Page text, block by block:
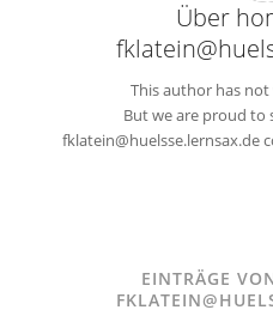
Über
This author has
But we are proud to
fklatein@huelsse.lernsax.de
EINTRÄGE